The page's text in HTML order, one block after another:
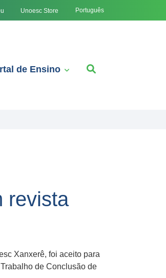
Unoesc Store Português
de Ensino
revista
Xanxerê, foi aceito para
de Conclusão de